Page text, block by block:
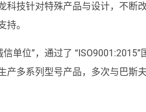
技针对特殊产品与设计，不断
。
位”，通过了 “ISO9001:2015”
多系列型号产品，多次与巴斯